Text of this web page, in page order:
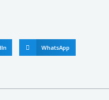
WhatsApp